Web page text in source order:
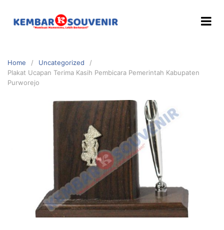
Home
Uncategorized
Plakat Ucapan Terima Kasih Pembicara Pemerintah Kabupaten
Purworejo